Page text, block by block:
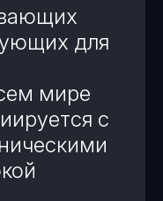
для
мире
с